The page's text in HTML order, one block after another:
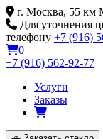
Skip
to
content
г. Москва, 55
Для уточнения
телефону +7 (916)
0
+7 (916) 562-92-77
Услуги
Заказы